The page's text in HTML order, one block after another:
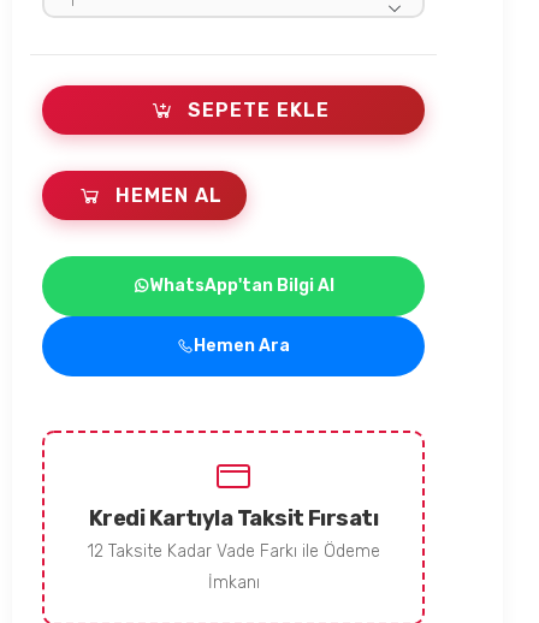
SEPETE EKLE
HEMEN AL
WhatsApp'tan Bilgi Al
Hemen Ara
Kredi Kartıyla Taksit Fırsatı
12 Taksite Kadar Vade Farkı ile Ödeme
İmkanı